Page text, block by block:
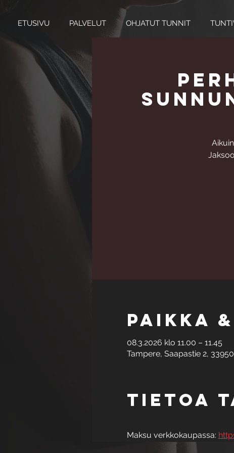
ETUSIVU PALVELUT OHJATUT TUNNIT
Paikka
08.3.2026 klo 11.00 – 11.45
Tampere, Saapastie 2,
Tietoa
Maksu verkkokaupassa: